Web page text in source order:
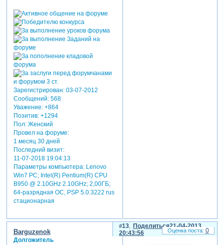
Зарегистрирован: 03-07-2012
Сообщений:568
Уважение: +864
Позитив: +1294
Пол:Женский
Провел на форуме:
1 месяц 30 дней
Последний визит:
11-07-2018 19:04:13
Параметры компьютера:Lenovo
Win7 PC; Intel(R) Pentium(R) CPU
B950 @ 2.10GHz 2.10GHz; 2,00ГБ;
64-разрядная ОС, PSP 5.0.3222 rus
стационарная
Поделиться
13
21-04-2013
20:43:56
Barguzenok
Долгожитель
0